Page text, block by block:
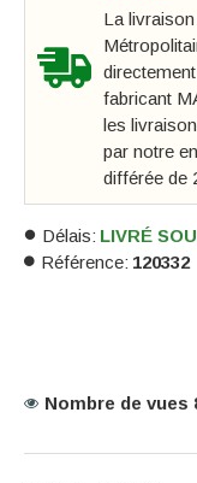
La
fabricant
les
par notre
différée de
Délais: LIVRÉ
Référence: 120332
Nombre de vues